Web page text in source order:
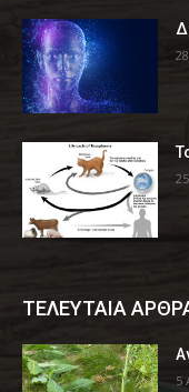
ΤΕΛΕΥΤΑΙΑ
5